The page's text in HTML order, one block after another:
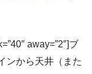
away=”2″]ブ
ンから天井（また